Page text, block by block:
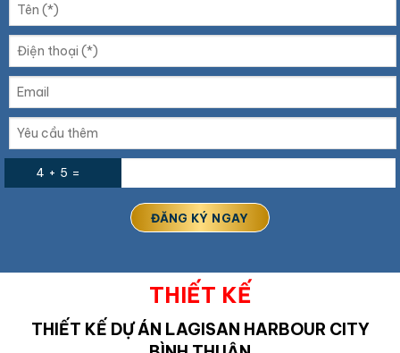
4 + 5 =
THIẾT KẾ
THIẾT KẾ DỰ ÁN LAGISAN HARBOUR CITY